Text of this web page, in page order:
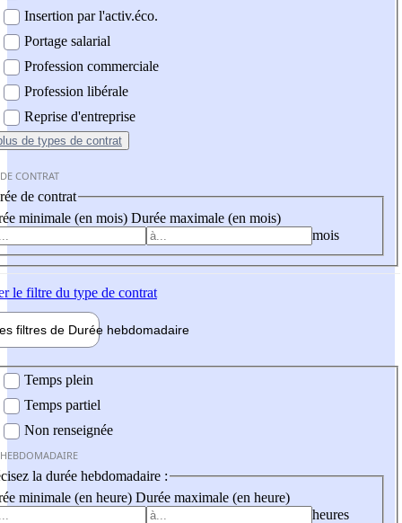
Insertion par l'activ.éco.
Portage salarial
Profession commerciale
Profession libérale
Reprise d'entreprise
de types de contrat
CONTRAT
de contrat
minimale (en mois) Durée maximale (en mois)
mois
le filtre du type de contrat
filtres de Durée hebdomadaire
Temps plein
Temps partiel
Non renseignée
la durée hebdomadaire :
minimale (en heure) Durée maximale (en heure)
heures